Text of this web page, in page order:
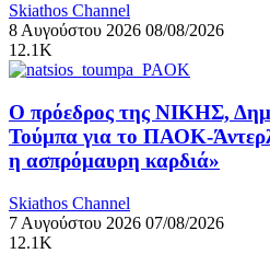
Skiathos Channel
8 Αυγούστου 2026 08/08/2026
12.1K
Ο πρόεδρος της ΝΙΚΗΣ,
Τούμπα για το ΠΑΟΚ-
η ασπρόμαυρη καρδιά»
Skiathos Channel
7 Αυγούστου 2026 07/08/2026
12.1K